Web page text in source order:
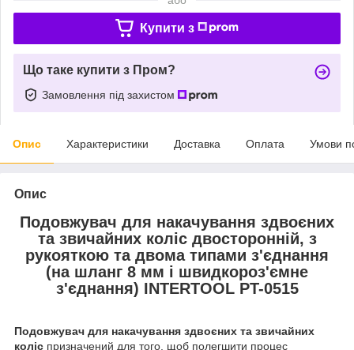
Купити з
Що таке купити з Пром?
Замовлення під захистом
Опис Характеристики Доставка Оплата Умови
Опис
Подовжувач для накачування здвоєних
та звичайних коліс двосторонній, з
рукояткою та двома типами з'єднання
(на шланг 8 мм і швидкороз'ємне
з'єднання) INTERTOOL PT-0515
Подовжувач для накачування здвоєних та звичайних
коліс призначений для того, щоб полегшити процес